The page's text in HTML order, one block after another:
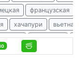
французская
хачапури
гавайская